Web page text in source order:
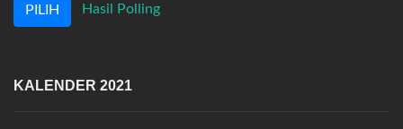
Hasil Polling
KALENDER 2021